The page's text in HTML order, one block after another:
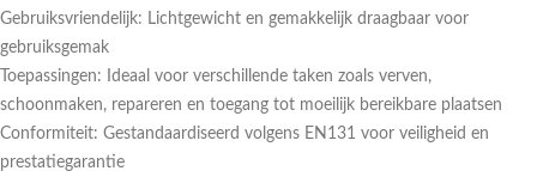
Gebruiksvriendelijk: Lichtgewicht en gemakkelijk draagbaar voor
gebruiksgemak
Toepassingen: Ideaal voor verschillende taken zoals verven,
schoonmaken, repareren en toegang tot moeilijk bereikbare plaatsen
Conformiteit: Gestandaardiseerd volgens EN131 voor veiligheid en
prestatiegarantie